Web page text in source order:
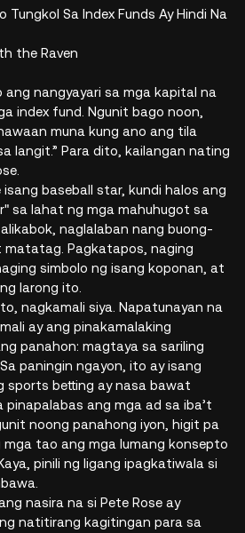
Tungkol Sa Index Funds Ay Hindi Na
the Raven
nangyayari sa mga kapital na
index fund. Ngunit bago noon,
muna kung ano ang tila
langit.” Para dito, kailangan nating
isang baseball star, kundi halos ang
sa lahat ng mga mahuhugot sa
naglalaban nang buong-
Pagkatapos, naging
simbolo ng isang koponan, at
larong ito.
nagkamali siya. Napatunayan na
ay ang pinakamalaking
panahon: magtaya sa sariling
paningin ngayon, ito ay isang
sports betting ay nasa bawat
ang mga ad sa iba’t
noong panahong iyon, higit pa
tao ang mga lumang konsepto
pinili ng ligang ipagkatiwala si
nasira na si Pete Rose ay
natitirang kagitingan para sa